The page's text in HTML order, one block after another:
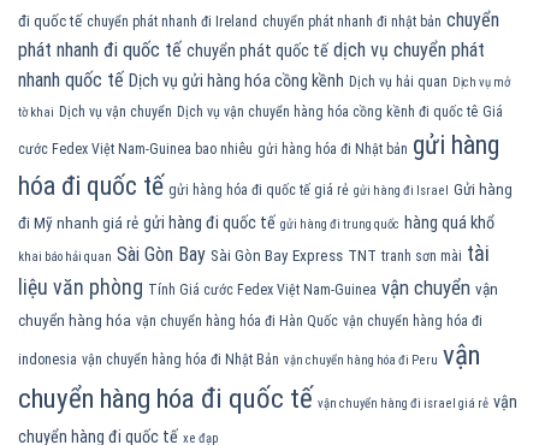
đi quốc tế chuyển phát nhanh đi Ireland chuyển phát nhanh đi nhật bản chuyển
phát nhanh đi quốc tế chuyển phát quốc tế dịch vụ chuyển phát
nhanh quốc tế Dịch vụ gửi hàng hóa cồng kềnh Dịch vụ hải quan Dịch vụ mở
tờ khai Dịch vụ vận chuyển Dịch vụ vận chuyển hàng hóa cồng kềnh đi quốc tê Giá
cước Fedex Việt Nam-Guinea bao nhiêu gửi hàng hóa đi Nhật bản gửi hàng
hóa đi quốc tế gửi hàng hóa đi quốc tế giá rẻ gửi hàng đi Israel Gửi hàng
đi Mỹ nhanh giá rẻ gửi hàng đi quốc tế gửi hàng đi trung quốc hàng quá khổ
khai báo hải quan Sài Gòn Bay Sài Gòn Bay Express TNT tranh sơn mài tài
liệu văn phòng Tính Giá cước Fedex Việt Nam-Guinea vận chuyển vận
chuyển hàng hóa vận chuyển hàng hóa đi Hàn Quốc vận chuyển hàng hóa đi
indonesia vận chuyển hàng hóa đi Nhật Bản vận chuyển hàng hóa đi Peru vận
chuyển hàng hóa đi quốc tế vận chuyển hàng đi israel giá rẻ vận
chuyển hàng đi quốc tế xe đạp